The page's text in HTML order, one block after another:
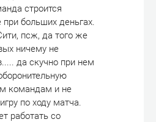
строится
больших деньгах.
псж, да того же
ничему не
да скучно при нем
командам и не
по ходу матча.
работать со